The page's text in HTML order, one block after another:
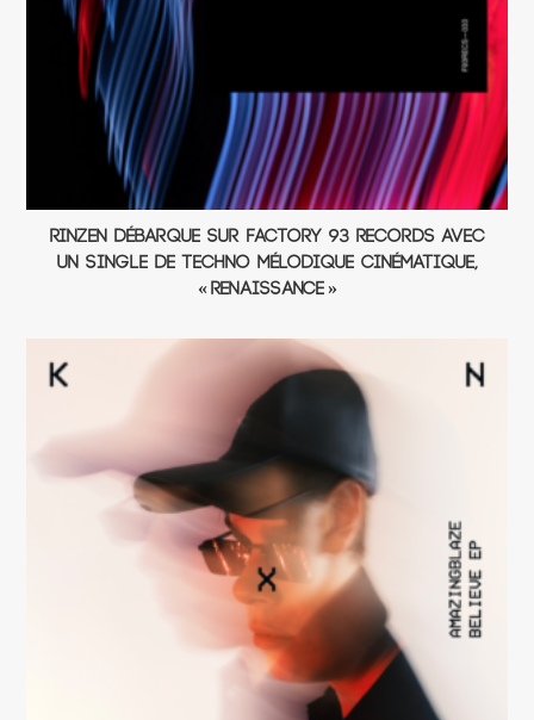
Rinzen débarque sur Factory 93 Records avec
un single de Techno mélodique cinématique,
« Renaissance »